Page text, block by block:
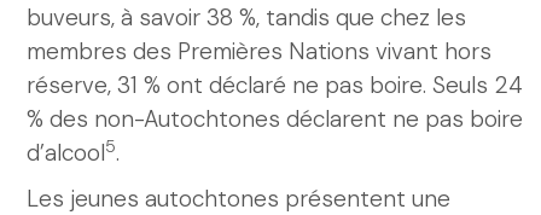
buveurs, à savoir 38 %, tandis que chez les
membres des Premières Nations vivant hors
réserve, 31 % ont déclaré ne pas boire. Seuls 24
% des non-Autochtones déclarent ne pas boire
d’alcool5.
Les jeunes autochtones présentent une